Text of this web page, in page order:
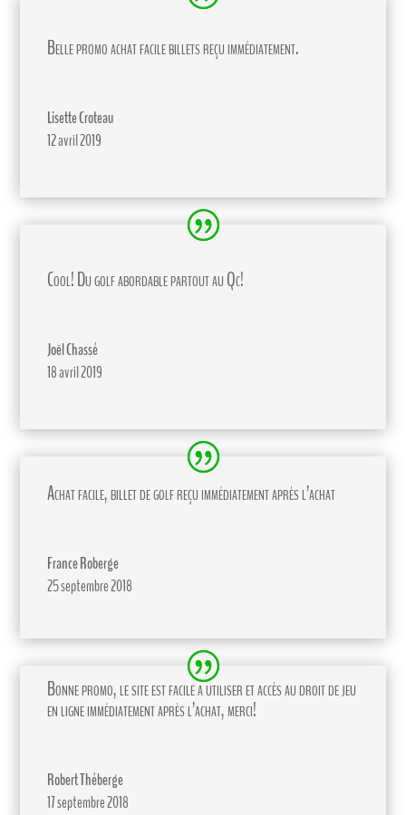
Belle promo achat facile billets reçu immédiatement.
Lisette Croteau
12 avril 2019
Cool! Du golf abordable partout au Qc!
Joël Chassé
18 avril 2019
Achat facile, billet de golf reçu immédiatement après l’achat
France Roberge
25 septembre 2018
Bonne promo, le site est facile a utiliser et accès au droit de jeu
en ligne immédiatement après l’achat, merci!
Robert Théberge
17 septembre 2018